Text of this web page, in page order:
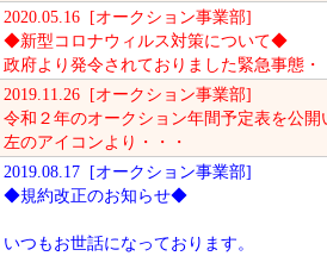
2020.05.16 [オークション事業部]
◆新型コロナウィルス対策について◆
政府より発令されておりました緊急事態・
2019.11.26 [オークション事業部]
令和２年のオークション年間予定表を公開
左のアイコンより・・・
2019.08.17 [オークション事業部]
◆規約改正のお知らせ◆
いつもお世話になっております。